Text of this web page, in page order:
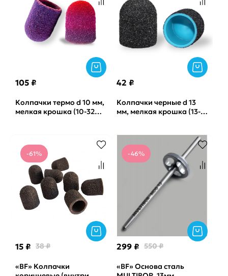
105 ₽
Колпачки термо d 10 мм,
мелкая крошка (10-320)
42 ₽
Колпачки черные d 13
мм, мелкая крошка (13-
-61%
15 ₽ 38 ₽
«BF» Колпачки
-46%
299 ₽ 550 ₽
«BF» Основа сталь